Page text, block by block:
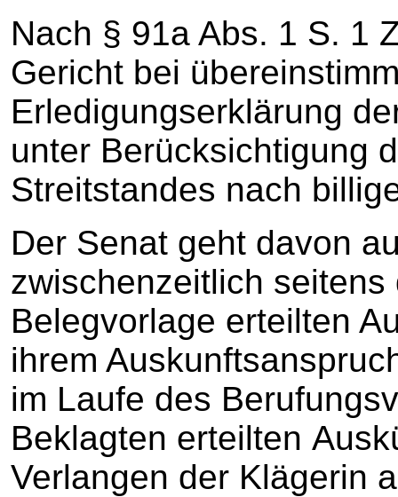
Nach § 91a Abs. 1 S. 1
Gericht bei
Erledigungserklärung
unter Berücksichtigung
Streitstandes nach
Der Senat geht davon
zwischenzeitlich
Belegvorlage erteilten
ihrem
im Laufe des
Beklagten erteilten
Verlangen der Klägerin